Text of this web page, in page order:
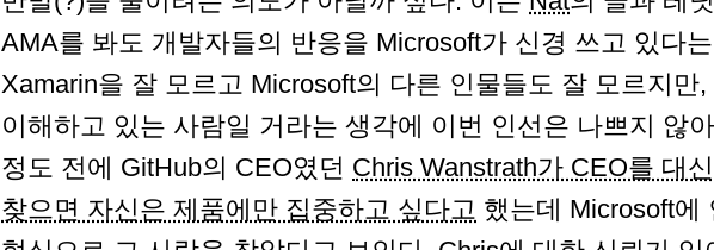
AMA를 봐도 개발자들의 반응을 Microsoft가 신경 쓰고 있다
Xamarin을 잘 모르고 Microsoft의 다른 인물들도 잘 모르지만
이해하고 있는 사람일 거라는 생각에 이번 인선은 나쁘지 않
정도 전에 GitHub의 CEO였던 Chris Wanstrath가 CEO를 대
찾으면 자신은 제품에만 집중하고 싶다고 했는데 Microsoft에